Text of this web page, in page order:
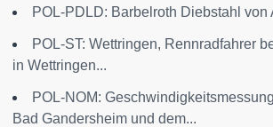
POL-PDLD: Barbelroth Diebstahl von
POL-ST: Wettringen, Rennradfahrer
in Wettringen...
POL-NOM:
Bad Gandersheim und dem...